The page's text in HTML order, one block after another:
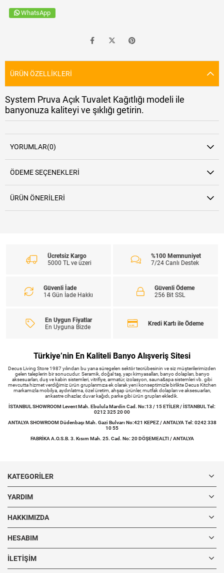
WhatsApp
ÜRÜN ÖZELLIKLERI
System Pruva Açık Tuvalet Kağıtlığı modeli ile
banyonuza kaliteyi ve şıklığı getirin.
YORUMLAR(0)
ÖDEME SEÇENEKLERI
ÜRÜN ÖNERILERI
Ücretsiz Kargo
5000 TL ve üzeri
%100 Memnuniyet
7/24 Canlı Destek
Güvenli İade
14 Gün İade Hakkı
Güvenli Ödeme
256 Bit SSL
En Uygun Fiyatlar
En Uyguna Bizde
Kredi Kartı ile Ödeme
Türkiye’nin En Kaliteli Banyo Alışveriş Sitesi
Decus Living Store 1987 yılından bu yana süregelen sektör tecrübesinin ve siz müşterilerimizden
gelen taleplerin bir sonucudur. Seramik, doğal taş, yapı kimyasalları, banyo dolapları, banyo
aksesuarları, duş ve kabin sistemleri, vitrifiye, armatür, izolasyon, sauna&spa sistemleri vb. gibi
mevcutta hizmet verdiğimiz ürün gruplarımıza ek olarak yeni konseptimizle birlikte Decus Kitchen
markamızla mobilya, aydınlatma, özel üretim, ahşap ürünler, mutfak dolapları ve aksesuarları,
ankastre cihazlar, duvar kağıdı, parke gibi ürün grupları ekledik.
İSTANBUL SHOWROOM Levent Mah. Ebulula Mardin Cad. No:13 / 15 ETİLER / İSTANBUL Tel:
0212 325 20 00
ANTALYA SHOWROOM Düdenbaşı Mah. Gazi Bulvarı No:421 KEPEZ / ANTALYA Tel: 0242 338
10 55
FABRİKA A.O.S.B. 3. Kısım Mah. 25. Cad. No: 20 DÖŞEMEALTI / ANTALYA
KATEGORILER
YARDIM
HAKKIMIZDA
HESABIM
İLETIŞIM